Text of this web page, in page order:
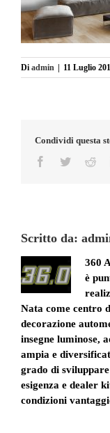
Di admin 11 Luglio
Condividi questa
Facebook
Twitter
Scritto da:
360
è
Nata come centro
decorazione
insegne luminose,
ampia e
grado di
esigenza e dealer
condizioni